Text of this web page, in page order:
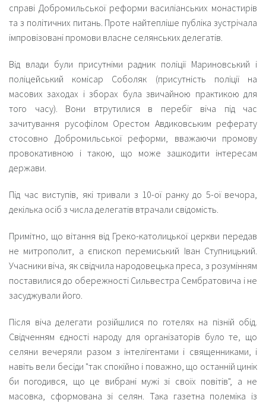
справі Добромильської реформи василіанських монастирів
та з політичних питань. Проте найтепліше публіка зустрічала
імпровізовані промови власне селянських делегатів.
Від влади були присутніми радник поліції Мариновський і
поліцейський комісар Соболяк (присутність поліції на
масових заходах і зборах була звичайною практикою для
того часу). Вони втрутилися в перебіг віча під час
зачитування русофілом Орестом Авдиковським реферату
стосовно Добромильської реформи, вважаючи промову
провокативною і такою, що може зашкодити інтересам
держави.
Під час виступів, які тривали з 10-ої ранку до 5-ої вечора,
декілька осіб з числа делегатів втрачали свідомість.
Примітно, що вітання від Греко-католицької церкви передав
не митрополит, а єпископ перемиський Іван Ступницький.
Учасники віча, як свідчила народовецька преса, з розумінням
поставилися до обережності Сильвестра Сембратовича і не
засуджували його.
Після віча делегати розійшлися по готелях на пізній обід.
Свідченням єдності народу для організаторів було те, що
селяни вечеряли разом з інтелігентами і священниками, і
навіть вели бесіди "так спокійно і поважно, що останній цинік
би погодився, що це вибрані мужі зі своїх повітів", а не
масовка, сформована зі селян. Така газетна полеміка із